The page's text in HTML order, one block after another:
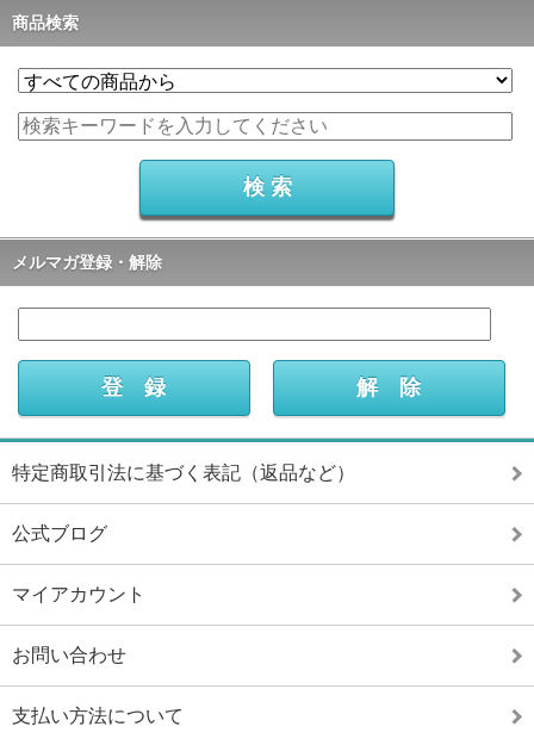
商品検索
メルマガ登録・解除
特定商取引法に基づく表記（返品など）
公式ブログ
マイアカウント
お問い合わせ
支払い方法について